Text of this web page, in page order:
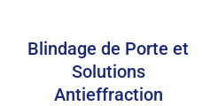
Blindage de Porte et
Solutions
Antieffraction